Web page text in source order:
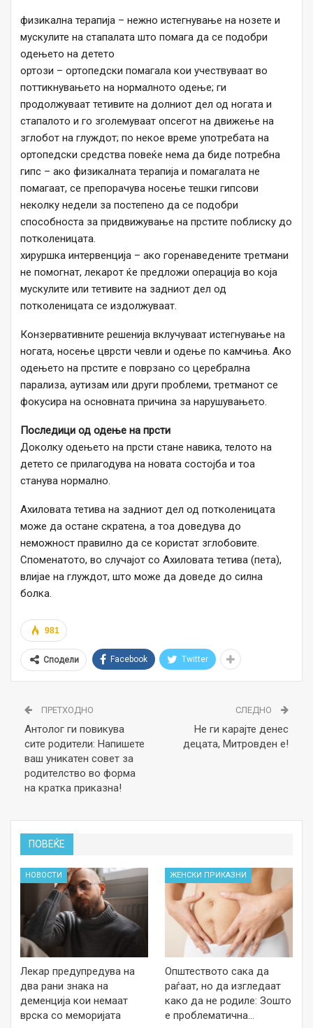
физикална терапија – нежно истегнување на нозете и
мускулите на стапалата што помага да се подобри
одењето на детето
ортози – ортопедски помагала кои учествуваат во
поттикнувањето на нормалното одење; ги
продолжуваат тетивите на долниот дел од ногата и
стапалото и го зголемуваат опсегот на движење на
зглобот на глуждот; по некое време употребата на
ортопедски средства повеќе нема да биде потребна
гипс – ако физикалната терапија и помагалата не
помагаат, се препорачува носење тешки гипсови
неколку недели за постепено да се подобри
способноста за придвижување на прстите поблиску до
потколеницата.
хируршка интервенција – ако горенаведените третмани
не помогнат, лекарот ќе предложи операција во која
мускулите или тетивите на задниот дел од
потколеницата се издолжуваат.
Конзервативните решенија вклучуваат истегнување на
ногата, носење цврсти чевли и одење по камчиња. Ако
одењето на прстите е поврзано со церебрална
парализа, аутизам или други проблеми, третманот се
фокусира на основната причина за нарушувањето.
Последици од одење на прсти
Доколку одењето на прсти стане навика, телото на
детето се прилагодува на новата состојба и тоа
станува нормално.
Ахиловата тетива на задниот дел од потколеницата
може да остане скратена, а тоа доведува до
неможност правилно да се користат зглобовите.
Споменатото, во случајот со Ахиловата тетива (пета),
влијае на глуждот, што може да доведе до силна
болка.
981
Сподели Facebook Twitter
ПРЕТХОДНО
Антолог ги повикува
сите родители: Напишете
ваш уникатен совет за
родителство во форма
на кратка приказна!
СЛЕДНО
Не ги карајте денес
децата, Митровден е!
ПОВЕЌЕ
НОВОСТИ
Лекар предупредува на
два рани знака на
деменција кои немаат
врска со меморијата
ЖЕНСКИ ПРИКАЗНИ
Општеството сака да
раѓаат, но да изгледаат
како да не родиле: Зошто
е проблематична…